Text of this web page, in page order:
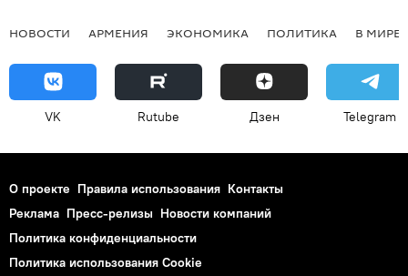
НОВОСТИ АРМЕНИЯ ЭКОНОМИКА ПОЛИТИКА В МИРЕ
VK Rutube Дзен Telegram
О проекте Правила использования Контакты
Реклама Пресс-релизы Новости компаний
Политика конфиденциальности
Политика использования Cookie